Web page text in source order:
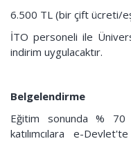
6.500 TL (bir çift ücreti/
İTO personeli ile
indirim uygulacaktır.
Belgelendirme
Eğitim sonunda % 70
katılımcılara e-